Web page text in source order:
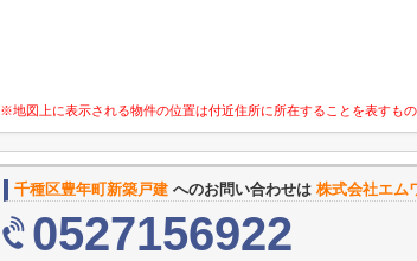
※地図上に表示される物件の位置は付近住所に所在することを表すも
千種区豊年町新築戸建 へのお問い合わせは 株式会社エム
0527156922